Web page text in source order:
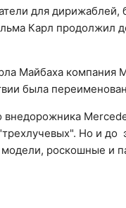
для
Карл продолжил
Майбаха компания
была
Но и до
роскошные и